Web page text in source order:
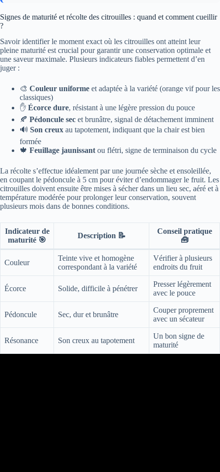
Signes de maturité et récolte des citrouilles : quand et comment cueillir
?
Savoir identifier le moment exact où les citrouilles ont atteint leur
pleine maturité est crucial pour garantir une conservation optimale et
une saveur maximale. Plusieurs indicateurs fiables permettent d’en
juger :
🎨 Couleur uniforme et adaptée à la variété (orange vif pour les
classiques)
✋ Écorce dure, résistant à une légère pression du pouce
🍂 Pédoncule sec et brunâtre, signal de détachement imminent
🔊 Son creux au tapotement, indiquant que la chair est bien
formée
🍁 Feuillage jaunissant ou flétri, signe de terminaison du cycle
La récolte s’effectue idéalement par une journée sèche et ensoleillée,
en coupant le pédoncule à 5 cm pour éviter d’endommager le fruit. Les
citrouilles doivent ensuite être mises à sécher dans un lieu sec, aéré et à
température modérée pour prolonger leur conservation, souvent
plusieurs mois dans de bonnes conditions.
Indicateur de
maturité 🎯
Description 📝
Conseil pratique
🧰
Couleur
Teinte vive et homogène
correspondant à la variété
Vérifier à plusieurs
endroits du fruit
Écorce Solide, difficile à pénétrer
Presser légèrement
avec le pouce
Pédoncule Sec, dur et brunâtre
Couper proprement
avec un sécateur
Résonance Son creux au tapotement
Un bon signe de
maturité